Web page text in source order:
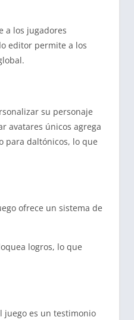
a los jugadores
editor permite a los
su personaje
avatares únicos agrega
para daltónicos, lo que
ofrece un sistema de
logros, lo que
juego es un testimonio